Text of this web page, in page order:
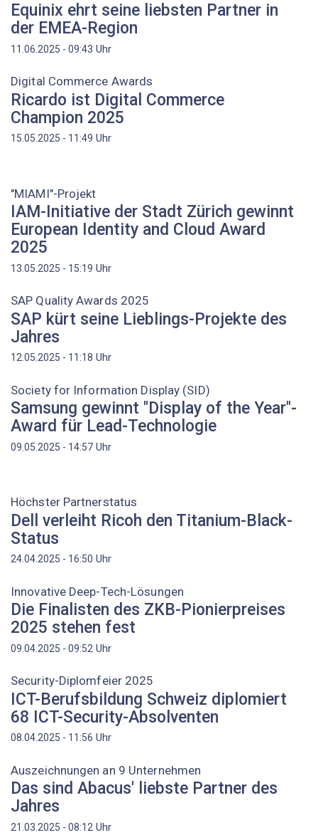
Equinix ehrt seine liebsten Partner in
der EMEA-Region
11.06.2025 - 09:43 Uhr
Digital Commerce Awards
Ricardo ist Digital Commerce
Champion 2025
15.05.2025 - 11:49 Uhr
"MIAMI"-Projekt
IAM-Initiative der Stadt Zürich gewinnt
European Identity and Cloud Award
2025
13.05.2025 - 15:19 Uhr
SAP Quality Awards 2025
SAP kürt seine Lieblings-Projekte des
Jahres
12.05.2025 - 11:18 Uhr
Society for Information Display (SID)
Samsung gewinnt "Display of the Year"-
Award für Lead-Technologie
09.05.2025 - 14:57 Uhr
Höchster Partnerstatus
Dell verleiht Ricoh den Titanium-Black-
Status
24.04.2025 - 16:50 Uhr
Innovative Deep-Tech-Lösungen
Die Finalisten des ZKB-Pionierpreises
2025 stehen fest
09.04.2025 - 09:52 Uhr
Security-Diplomfeier 2025
ICT-Berufsbildung Schweiz diplomiert
68 ICT-Security-Absolventen
08.04.2025 - 11:56 Uhr
Auszeichnungen an 9 Unternehmen
Das sind Abacus' liebste Partner des
Jahres
21.03.2025 - 08:12 Uhr